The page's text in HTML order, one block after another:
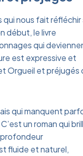
nous fait réfléchir
début, le livre
qui
est expressive et
Orgueil et préjugés
qui manquent
un roman qui
profondeur
fluide et naturel,